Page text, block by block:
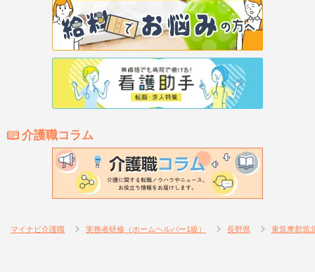
介護職コラム
マイナビ介護職 実務者研修（ホームヘルパー1級） 長野県 東筑摩郡筑